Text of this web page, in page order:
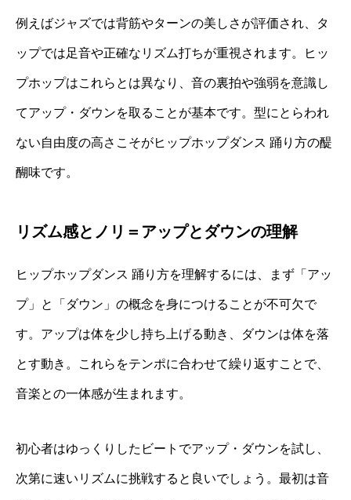
例えばジャズでは背筋やターンの美しさが評価され、タ
ップでは足音や正確なリズム打ちが重視されます。ヒッ
プホップはこれらとは異なり、音の裏拍や強弱を意識し
てアップ・ダウンを取ることが基本です。型にとらわれ
ない自由度の高さこそがヒップホップダンス 踊り方の醍
醐味です。
リズム感とノリ＝アップとダウンの理解
ヒップホップダンス 踊り方を理解するには、まず「アッ
プ」と「ダウン」の概念を身につけることが不可欠で
す。アップは体を少し持ち上げる動き、ダウンは体を落
とす動き。これらをテンポに合わせて繰り返すことで、
音楽との一体感が生まれます。
初心者はゆっくりしたビートでアップ・ダウンを試し、
次第に速いリズムに挑戦すると良いでしょう。最初は音